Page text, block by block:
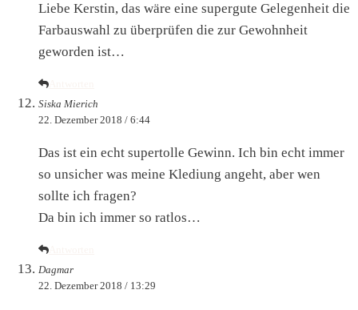
Liebe Kerstin, das wäre eine supergute Gelegenheit die
Farbauswahl zu überprüfen die zur Gewohnheit
geworden ist…
Siska Mierich
22. Dezember 2018 / 6:44
Das ist ein echt supertolle Gewinn. Ich bin echt immer
so unsicher was meine Klediung angeht, aber wen
sollte ich fragen?
Da bin ich immer so ratlos…
Dagmar
22. Dezember 2018 / 13:29